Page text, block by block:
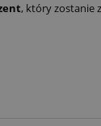
, który zostanie